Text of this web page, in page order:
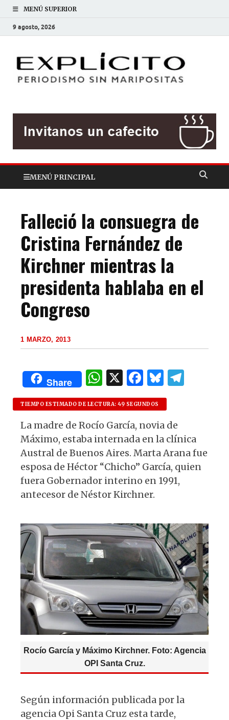
MENÚ SUPERIOR
9 agosto, 2026
MENÚ PRINCIPAL
Falleció la consuegra de
Cristina Fernández de
Kirchner mientras la
presidenta hablaba en el
Congreso
1 MARZO, 2013
Share
W
h
at
s
A
p
p
X F
a
c
e
b
o
o
k
B
lu
es
k
y ra
m
TIEMPO ESTIMADO DE LECTURA: 49 SEGUNDOS
La madre de Rocío García, novia de
Máximo, estaba internada en la clínica
Austral de Buenos Aires. Marta Arana fue
esposa de Héctor “Chicho” García, quien
fuera Gobernador interino en 1991,
antecesor de Néstor Kirchner.
Rocío García y Máximo Kirchner. Foto: Agencia
OPI Santa Cruz.
Según información publicada por la
agencia Opi Santa Cruz esta tarde,